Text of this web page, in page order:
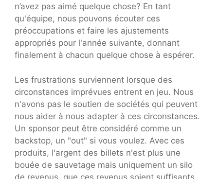
n’avez pas aimé quelque chose? En tant
qu'équipe, nous pouvons écouter ces
préoccupations et faire les ajustements
appropriés pour l'année suivante, donnant
finalement à chacun quelque chose à espérer.
Les frustrations surviennent lorsque des
circonstances imprévues entrent en jeu. Nous
n'avons pas le soutien de sociétés qui peuvent
nous aider à nous adapter à ces circonstances.
Un sponsor peut être considéré comme un
backstop, un "out" si vous voulez. Avec ces
produits, l'argent des billets n'est plus une
bouée de sauvetage mais uniquement un silo
de revenus, que ces revenus soient suffisants